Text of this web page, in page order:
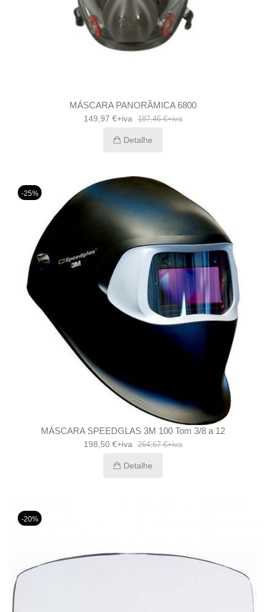
MÁSCARA PANORÂMICA 6800
149,97 €+iva 187,46 €+iva
Detalhe
-25%
MÁSCARA SPEEDGLAS 3M 100 Tom 3/8 a 12
198,50 €+iva 264,67 €+iva
Detalhe
-20%